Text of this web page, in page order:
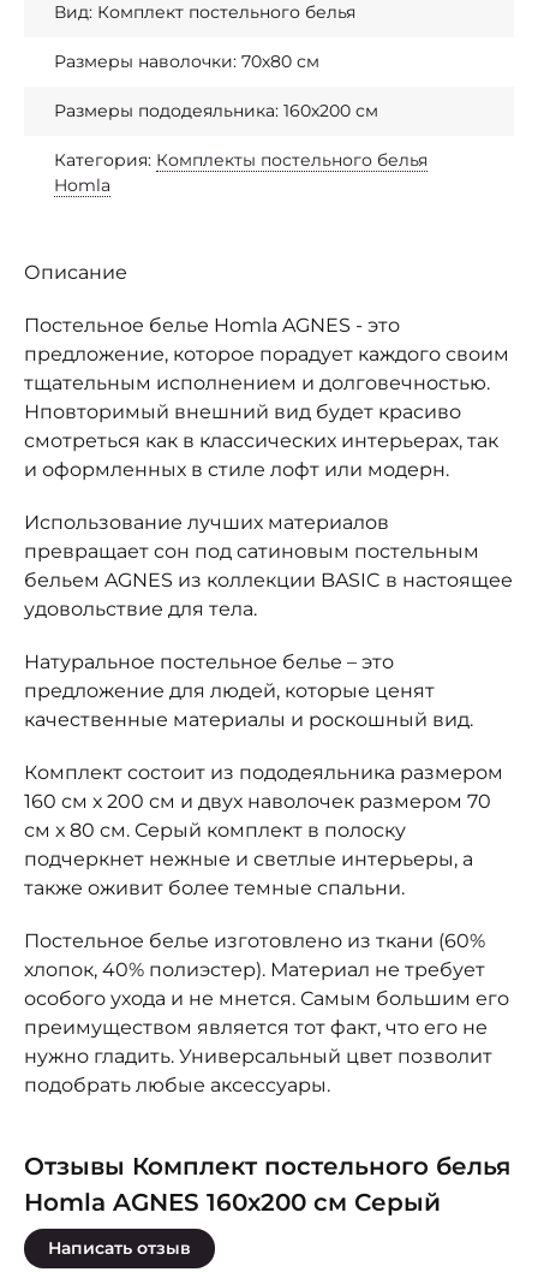
Вид: Комплект постельного белья
Размеры наволочки: 70х80 см
Размеры пододеяльника: 160х200 см
Категория: Комплекты постельного белья
Homla
Описание
Постельное белье Homla AGNES - это
предложение, которое порадует каждого своим
тщательным исполнением и долговечностью.
Нповторимый внешний вид будет красиво
смотреться как в классических интерьерах, так
и оформленных в стиле лофт или модерн.
Использование лучших материалов
превращает сон под сатиновым постельным
бельем AGNES из коллекции BASIC в настоящее
удовольствие для тела.
Натуральное постельное белье – это
предложение для людей, которые ценят
качественные материалы и роскошный вид.
Комплект состоит из пододеяльника размером
160 см х 200 см и двух наволочек размером 70
см х 80 см. Серый комплект в полоску
подчеркнет нежные и светлые интерьеры, а
также оживит более темные спальни.
Постельное белье изготовлено из ткани (60%
хлопок, 40% полиэстер). Материал не требует
особого ухода и не мнется. Самым большим его
преимуществом является тот факт, что его не
нужно гладить. Универсальный цвет позволит
подобрать любые аксессуары.
Отзывы Комплект постельного белья
Homla AGNES 160x200 см Серый
Написать отзыв